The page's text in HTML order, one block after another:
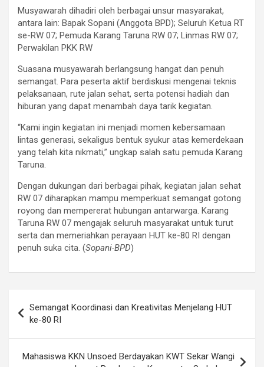
Musyawarah dihadiri oleh berbagai unsur masyarakat,
antara lain: Bapak Sopani (Anggota BPD); Seluruh Ketua RT
se-RW 07; Pemuda Karang Taruna RW 07; Linmas RW 07;
Perwakilan PKK RW
Suasana musyawarah berlangsung hangat dan penuh
semangat. Para peserta aktif berdiskusi mengenai teknis
pelaksanaan, rute jalan sehat, serta potensi hadiah dan
hiburan yang dapat menambah daya tarik kegiatan.
“Kami ingin kegiatan ini menjadi momen kebersamaan
lintas generasi, sekaligus bentuk syukur atas kemerdekaan
yang telah kita nikmati,” ungkap salah satu pemuda Karang
Taruna.
Dengan dukungan dari berbagai pihak, kegiatan jalan sehat
RW 07 diharapkan mampu memperkuat semangat gotong
royong dan mempererat hubungan antarwarga. Karang
Taruna RW 07 mengajak seluruh masyarakat untuk turut
serta dan memeriahkan perayaan HUT ke-80 RI dengan
penuh suka cita. (Sopani-BPD)
pos
Semangat Koordinasi dan Kreativitas Menjelang HUT
ke-80 RI
Mahasiswa KKN Unsoed Berdayakan KWT Sekar Wangi